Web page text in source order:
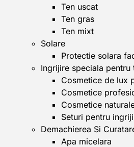
Ten uscat
Ten gras
Ten mixt
Solare
Protectie solara
Ingrijire speciala pentru
Cosmetice de lux
Cosmetice
Cosmetice
Seturi pentru
Demachierea Si
Apa micelara